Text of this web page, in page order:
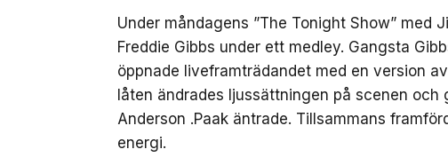
Under måndagens ”The Tonight Show” med
Freddie Gibbs under ett medley. Gangsta
öppnade liveframträdandet med en version
låten ändrades ljussättningen på scenen
Anderson .Paak äntrade. Tillsammans
energi.